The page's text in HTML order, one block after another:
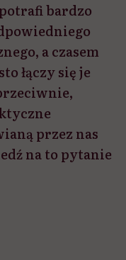
bardzo
a czasem
łączy się je
przez nas
na to pytanie